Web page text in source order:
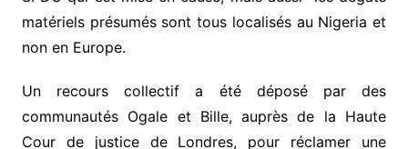
matériels présumés sont tous localisés au Nigeria et
non en Europe.
Un recours collectif a été déposé par des
communautés Ogale et Bille, auprès de la Haute
Cour de justice de Londres, pour réclamer une